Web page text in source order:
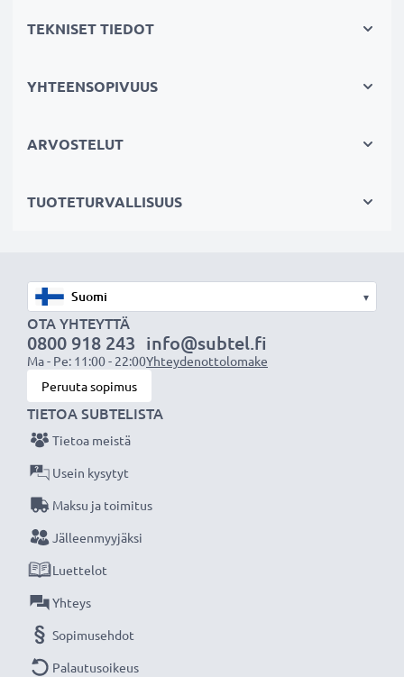
✔ Täysi teho useidenkin latauskertojen jälkeen
vähentää vaikutusta muistiin
ylikuumenemiselta, ylijännitteeltä ja iskuilta
Tekniset tiedot:
Tuotemerkki: CELLONIC
Kapasiteetti: 3Ah
Jännite: 18V
Teknologia: NiMH
Tehokkaat ja turvallinset CELLONIC tarvikeakut
edullisesti sähkötyökaluihin, kuten porakoneisiin,
ruuvimeisseleihin, ruohonleikkureihin ja
★ 3 vuoden takuu ★
Olemme vuonna 2004 perustettu kansainvälinen
verkkokauppa, joka tarjoaa laadukkaita tuotteita, ja
siksi tarjoamme 36 kuukauden takuun!
TEKNISET TIEDOT
YHTEENSOPIVUUS
ARVOSTELUT
TUOTETURVALLISUUS
▾
OTA YHTEYTTÄ
0800 918 243
Ma - Pe: 11:00 - 22:00
info@subtel.fi
Yhteydenottolomake
Peruuta sopimus
TIETOA SUBTELISTA
Tietoa meistä
Usein kysytyt
Maksu ja toimitus
Jälleenmyyjäksi
Luettelot
Yhteys
Sopimusehdot
Palautusoikeus